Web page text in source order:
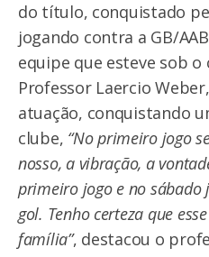
do título, conquistado
jogando contra a GB/
equipe que esteve sob o
Professor Laercio
atuação, conquistando
clube, “No primeiro jogo
nosso, a vibração, a
primeiro jogo e no sábado
gol. Tenho certeza que
família”, destacou o